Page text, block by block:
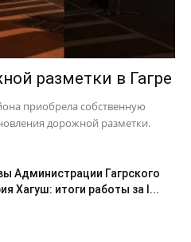
разметки в Гагре
приобрела собственную
дорожной разметки.
Администрации Гагрского
Хагуш: итоги работы за I...